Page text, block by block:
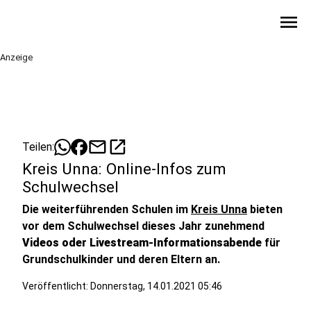
menu
Anzeige
Teilen: mailopen_in_new
Kreis Unna: Online-Infos zum
Schulwechsel
Die weiterführenden Schulen im Kreis Unna bieten
vor dem Schulwechsel dieses Jahr zunehmend
Videos oder Livestream-Informationsabende für
Grundschulkinder und deren Eltern an.
Veröffentlicht: Donnerstag, 14.01.2021 05:46